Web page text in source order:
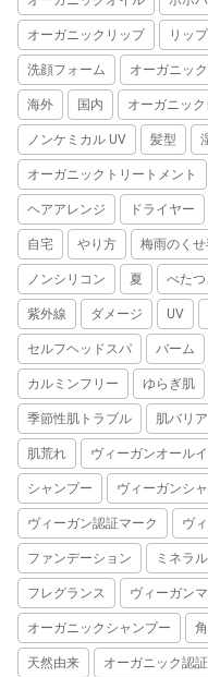
オーガニックリップ リップ
洗顔フォーム オーガニッ
海外 国内 オーガニッ
ノンケミカル UV 髪型
オーガニックトリートメント
ヘアアレンジ ドライヤー
自宅 やり方 梅雨のく
ノンシリコン 夏 べたつ
紫外線 ダメージ UV
セルフヘッドスパ バーム
カルミンフリー ゆらぎ肌
季節性肌トラブル 肌バリ
肌荒れ ヴィーガンオール
シャンプー ヴィーガンシ
ヴィーガン認証マーク ヴ
ファンデーション ミネラ
フレグランス ヴィーガン
オーガニックシャンプー
天然由来 オーガニック認証